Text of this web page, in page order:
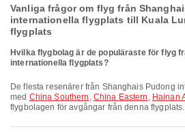
Vanliga frågor om flyg från
internationella flygplats till Kuala
flygplats
Hvilka flygbolag är de populäraste för flyg
internationella flygplats?
De flesta resenärer från Shanghais Pudong internationella flygplats flyger
med China Southern , China Eastern , Hainan
flygbolagen för avgångar från denna flygplats.